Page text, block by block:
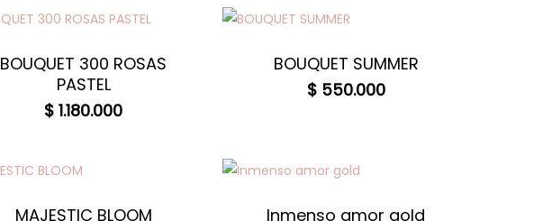
BOUQUET 300 ROSAS
PASTEL
$ 1.180.000
BOUQUET SUMMER
$550.000
MAJESTIC BLOOM Inmenso amor gold